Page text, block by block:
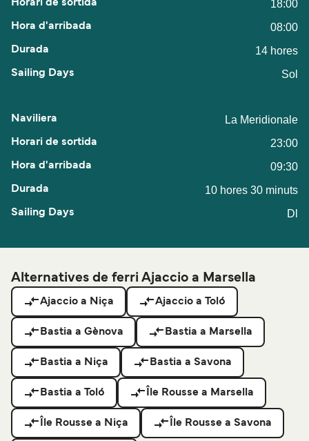
18:00
08:00
14 hores
Sol
La Meridionale
23:00
09:30
10 hores 30 minuts
Dl
Alternatives de ferri Ajaccio a Marsella
Ajaccio a Niça Ajaccio a Toló
Bastia a Gènova Bastia a Marsella
Bastia a Niça Bastia a Savona
Bastia a Toló Île Rousse a Marsella
Île Rousse a Niça Île Rousse a Savona